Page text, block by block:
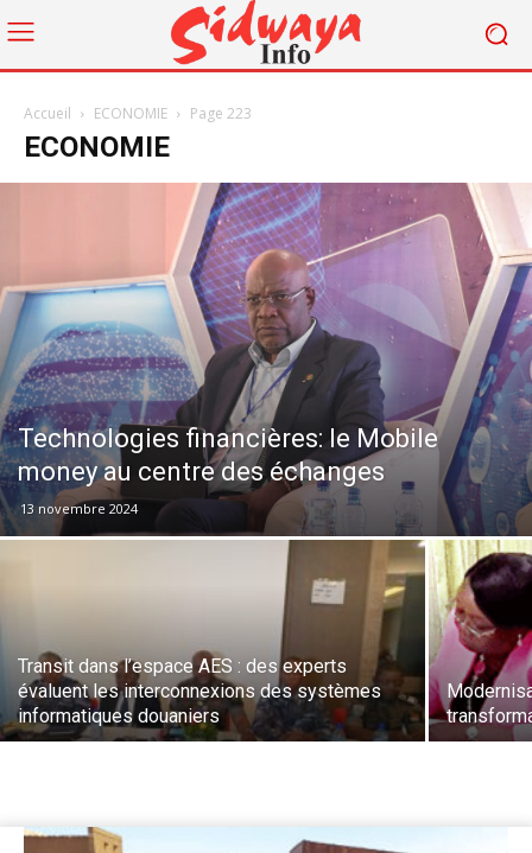
Accueil ECONOMIE Page 223
ECONOMIE
Technologies financières: le Mobile
money au centre des échanges
13 novembre 2024
Transit dans l’espace AES : des experts
évaluent les interconnexions des systèmes
informatiques douaniers